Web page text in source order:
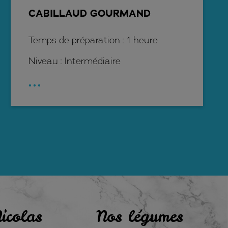
CABILLAUD GOURMAND
Temps de préparation : 1 heure
Niveau : Intermédiaire
...
Nos légumes